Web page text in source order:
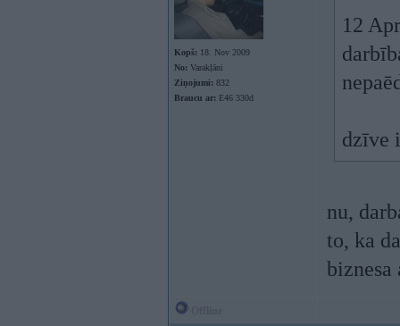
Kopš: 18. Nov 2009
No: Varakļāni
Ziņojumi: 832
Braucu ar: E46 330d
12
dzīve
nu,
to, ka